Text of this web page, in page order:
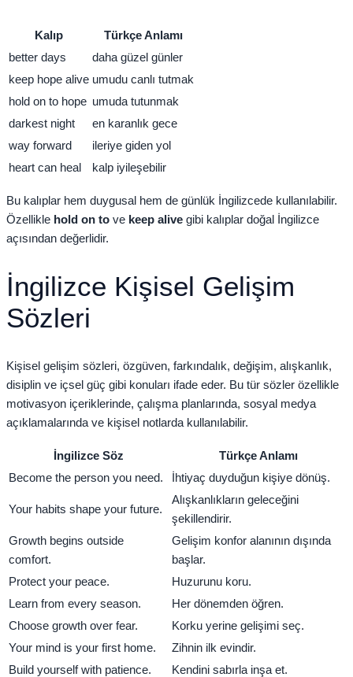
Kalıp
Türkçe Anlamı
better days
daha güzel günler
keep hope alive umudu canlı tutmak
hold on to hope umuda tutunmak
darkest night
en karanlık gece
way forward
ileriye giden yol
heart can heal
kalp iyileşebilir
Bu kalıplar hem duygusal hem de günlük İngilizcede kullanılabilir.
Özellikle hold on to ve keep alive gibi kalıplar doğal İngilizce
açısından değerlidir.
İngilizce Kişisel Gelişim
Sözleri
Kişisel gelişim sözleri, özgüven, farkındalık, değişim, alışkanlık,
disiplin ve içsel güç gibi konuları ifade eder. Bu tür sözler özellikle
motivasyon içeriklerinde, çalışma planlarında, sosyal medya
açıklamalarında ve kişisel notlarda kullanılabilir.
İngilizce Söz
Türkçe Anlamı
Become the person you need.
İhtiyaç duyduğun kişiye dönüş.
Your habits shape your future.
Alışkanlıkların geleceğini
şekillendirir.
Growth begins outside
comfort.
Gelişim konfor alanının dışında
başlar.
Protect your peace.
Huzurunu koru.
Learn from every season.
Her dönemden öğren.
Choose growth over fear.
Korku yerine gelişimi seç.
Your mind is your first home.
Zihnin ilk evindir.
Build yourself with patience.
Kendini sabırla inşa et.